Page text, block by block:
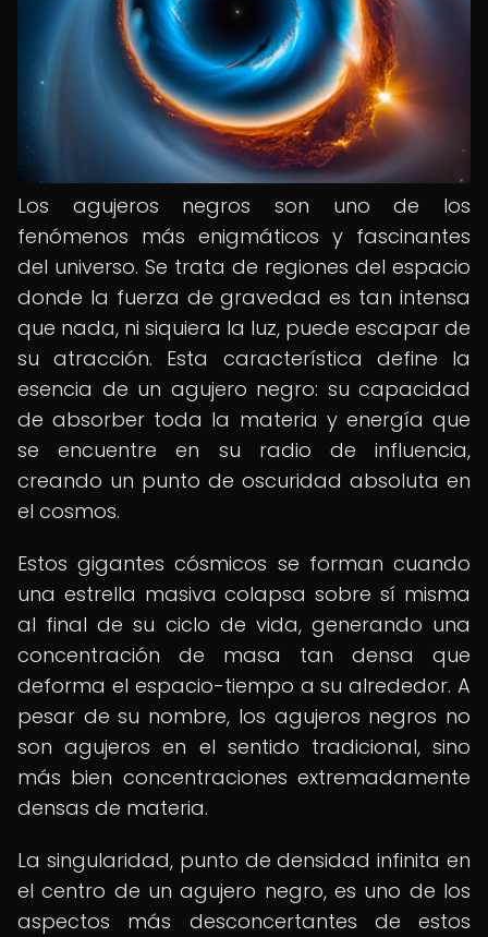
Los agujeros negros son uno de los
fenómenos más enigmáticos y fascinantes
del universo. Se trata de regiones del espacio
donde la fuerza de gravedad es tan intensa
que nada, ni siquiera la luz, puede escapar de
su atracción. Esta característica define la
esencia de un agujero negro: su capacidad
de absorber toda la materia y energía que
se encuentre en su radio de influencia,
creando un punto de oscuridad absoluta en
el cosmos.
Estos gigantes cósmicos se forman cuando
una estrella masiva colapsa sobre sí misma
al final de su ciclo de vida, generando una
concentración de masa tan densa que
deforma el espacio-tiempo a su alrededor. A
pesar de su nombre, los agujeros negros no
son agujeros en el sentido tradicional, sino
más bien concentraciones extremadamente
densas de materia.
La singularidad, punto de densidad infinita en
el centro de un agujero negro, es uno de los
aspectos más desconcertantes de estos